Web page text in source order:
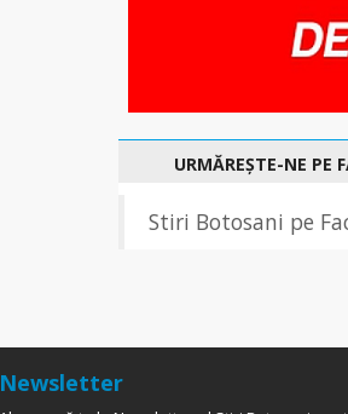
URMĂREȘTE-NE PE
Stiri Botosani pe
Newsletter